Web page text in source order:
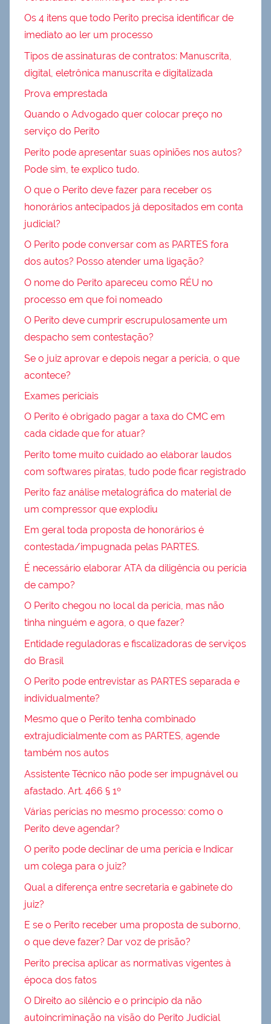
Os 4 itens que todo Perito precisa identificar de
imediato ao ler um processo
Tipos de assinaturas de contratos: Manuscrita,
digital, eletrônica manuscrita e digitalizada
Prova emprestada
Quando o Advogado quer colocar preço no
serviço do Perito
Perito pode apresentar suas opiniões nos autos?
Pode sim, te explico tudo.
O que o Perito deve fazer para receber os
honorários antecipados já depositados em conta
judicial?
O Perito pode conversar com as PARTES fora
dos autos? Posso atender uma ligação?
O nome do Perito apareceu como RÉU no
processo em que foi nomeado
O Perito deve cumprir escrupulosamente um
despacho sem contestação?
Se o juiz aprovar e depois negar a perícia, o que
acontece?
Exames periciais
O Perito é obrigado pagar a taxa do CMC em
cada cidade que for atuar?
Perito tome muito cuidado ao elaborar laudos
com softwares piratas, tudo pode ficar registrado
Perito faz análise metalográfica do material de
um compressor que explodiu
Em geral toda proposta de honorários é
contestada/impugnada pelas PARTES.
É necessário elaborar ATA da diligência ou perícia
de campo?
O Perito chegou no local da perícia, mas não
tinha ninguém e agora, o que fazer?
Entidade reguladoras e fiscalizadoras de serviços
do Brasil
O Perito pode entrevistar as PARTES separada e
individualmente?
Mesmo que o Perito tenha combinado
extrajudicialmente com as PARTES, agende
também nos autos
Assistente Técnico não pode ser impugnável ou
afastado. Art. 466 § 1º
Várias perícias no mesmo processo: como o
Perito deve agendar?
O perito pode declinar de uma perícia e Indicar
um colega para o juiz?
Qual a diferença entre secretaria e gabinete do
juiz?
E se o Perito receber uma proposta de suborno,
o que deve fazer? Dar voz de prisão?
Perito precisa aplicar as normativas vigentes à
época dos fatos
O Direito ao silêncio e o princípio da não
autoincriminação na visão do Perito Judicial